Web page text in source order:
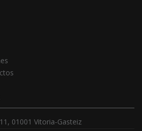
01001 Vitoria-Gasteiz